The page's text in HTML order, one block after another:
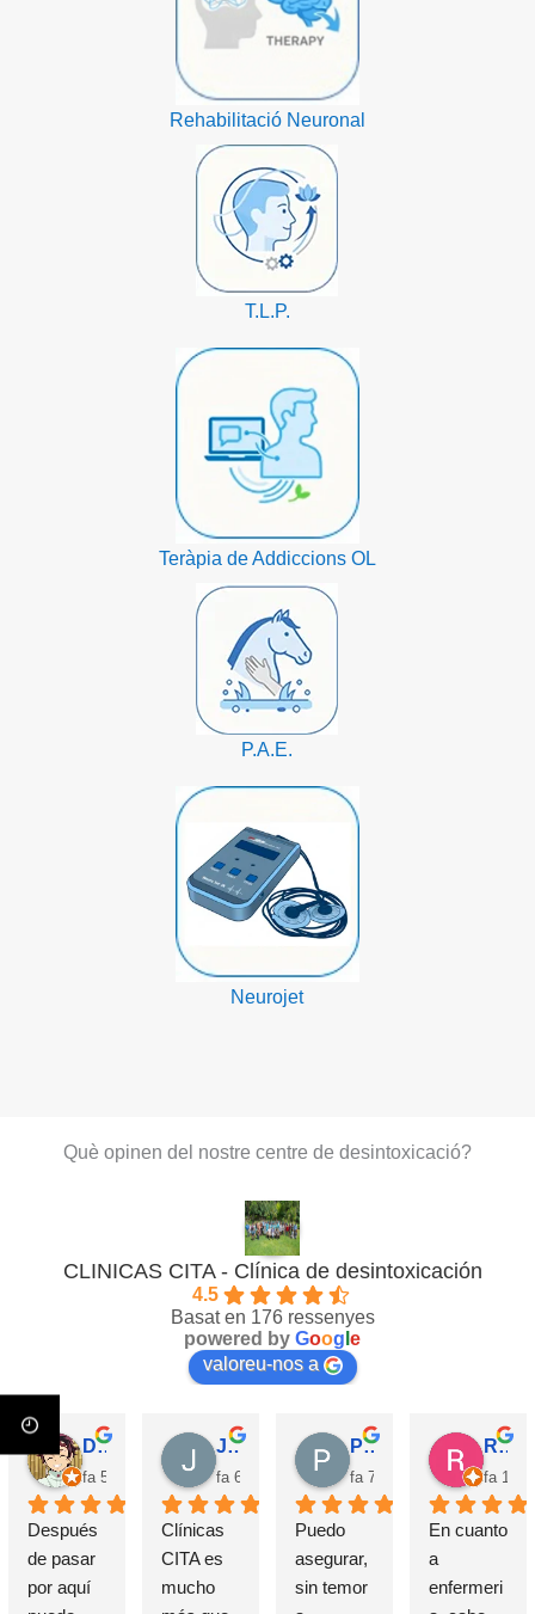
Rehabilitació Neuronal
T.L.P.
Teràpia de Addiccions OL
P.A.E.
Neurojet
Què opinen del nostre centre de desintoxicació?
CLINICAS CITA - Clínica de desintoxicación
4.5
Basat en 176 ressenyes
powered by Goog e
valoreu-nos a
David Requena C.
fa 5 mesos
Después
de pasar
por aquí
Jose M.
fa 6 mesos
Clínicas
CITA es
mucho
Pérez M.
fa 7 mesos
Puedo
asegurar,
sin temor
Rosa
fa 10
En cuanto
a
enfermeri